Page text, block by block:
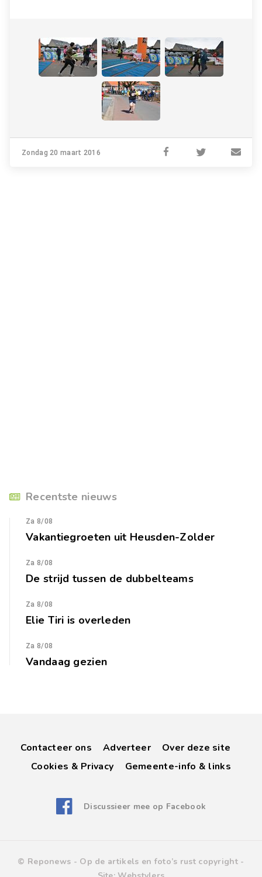
Zondag 20 maart 2016
Recentste nieuws
Za 8/08
Vakantiegroeten uit Heusden-Zolder
Za 8/08
De strijd tussen de dubbelteams
Za 8/08
Elie Tiri is overleden
Za 8/08
Vandaag gezien
Contacteer ons Adverteer
Over deze site
Cookies & Privacy
Gemeente-info & links
Discussieer mee op Facebook
© Reponews - Op de artikels en foto’s rust copyright -